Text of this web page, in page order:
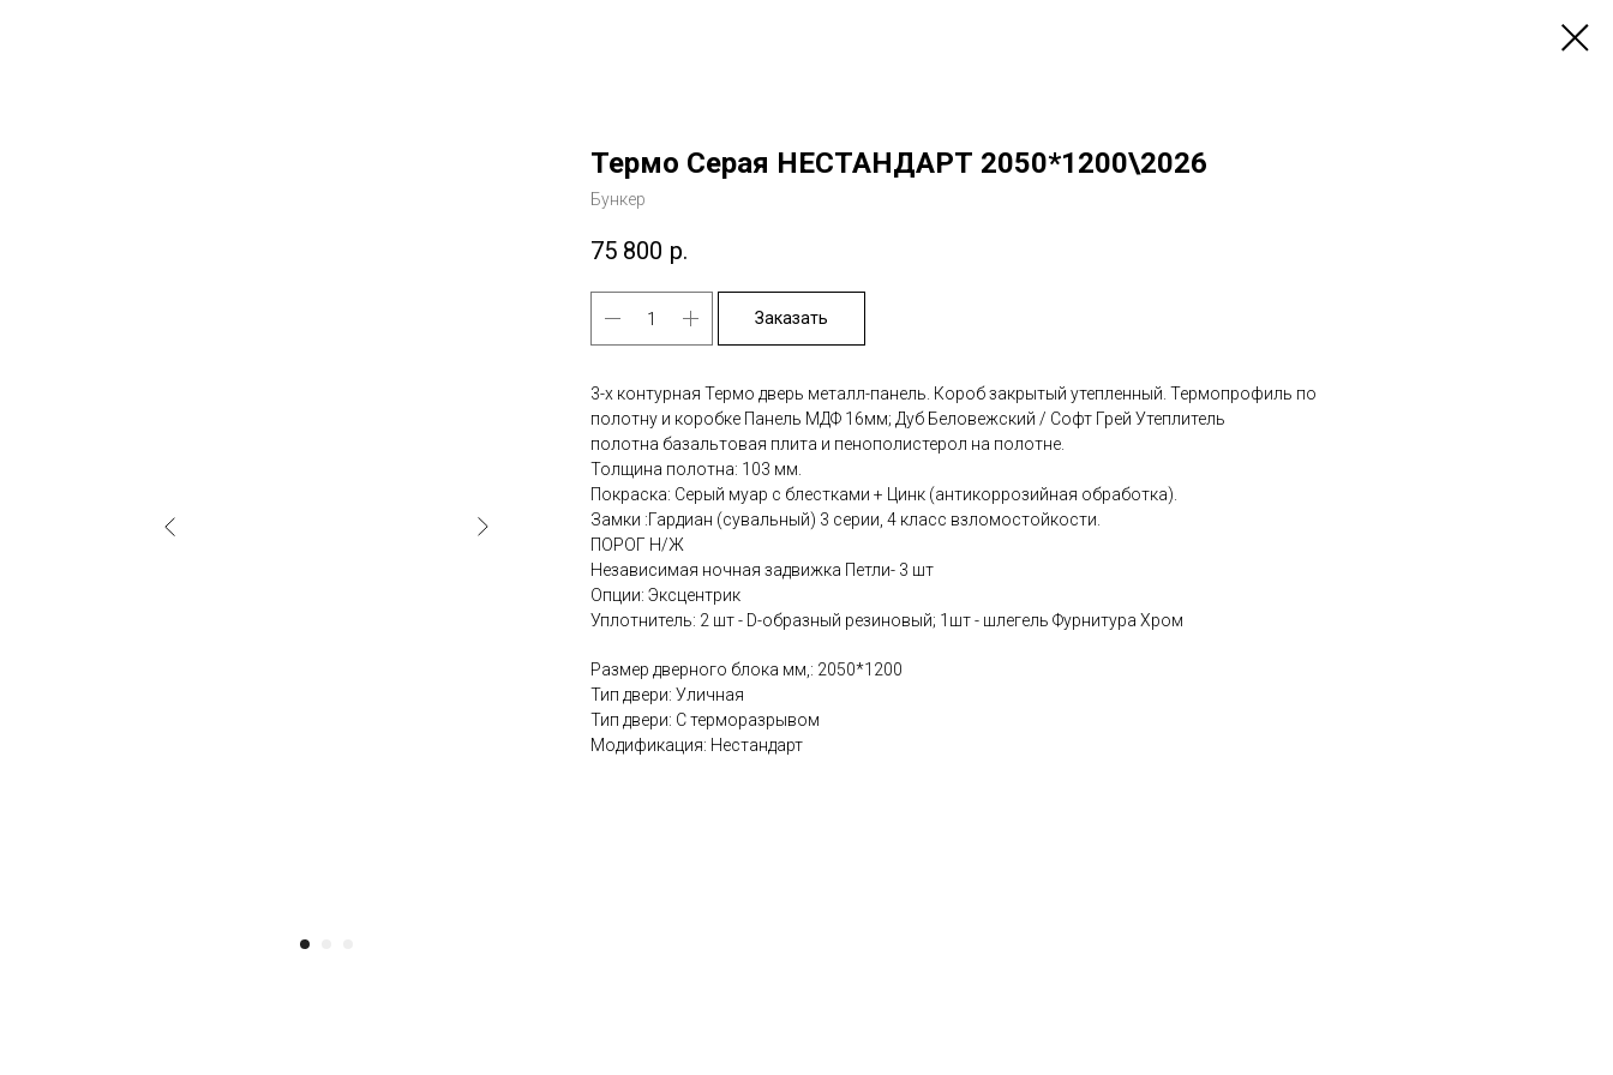
Термо Серая НЕСТАНДАРТ 2050*1200\2026
Бункер
75 800 р.
Заказать
3-х контурная Термо дверь металл-панель. Короб закрытый утепленный. Термопрофиль по
полотну и коробке Панель МДФ 16мм; Дуб Беловежский / Софт Грей Утеплитель
полотна базальтовая плита и пенополистерол на полотне.
Толщина полотна: 103 мм.
Покраска: Серый муар с блестками + Цинк (антикоррозийная обработка).
Замки :Гардиан (сувальный) 3 серии, 4 класс взломостойкости.
ПОРОГ Н/Ж
Независимая ночная задвижка Петли- 3 шт
Опции: Эксцентрик
Уплотнитель: 2 шт - D-образный резиновый; 1шт - шлегель Фурнитура Хром
Размер дверного блока мм,: 2050*1200
Тип двери: Уличная
Тип двери: С терморазрывом
Модификация: Нестандарт